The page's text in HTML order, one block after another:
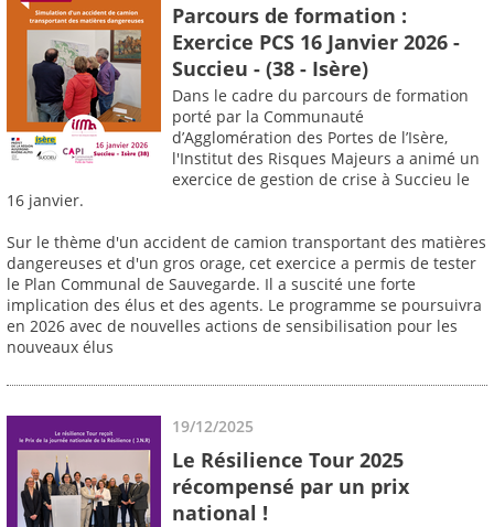
Parcours de formation :
Exercice PCS 16 Janvier 2026 -
Succieu - (38 - Isère)
Dans le cadre du parcours de formation
porté par la Communauté
d’Agglomération des Portes de l’Isère,
l'Institut des Risques Majeurs a animé un
exercice de gestion de crise à Succieu le
16 janvier.
Sur le thème d'un accident de camion transportant des matières
dangereuses et d'un gros orage, cet exercice a permis de tester
le Plan Communal de Sauvegarde. Il a suscité une forte
implication des élus et des agents. Le programme se poursuivra
en 2026 avec de nouvelles actions de sensibilisation pour les
nouveaux élus
19/12/2025
Le Résilience Tour 2025
récompensé par un prix
national !